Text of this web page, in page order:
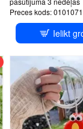
Preces kods:
Ielikt